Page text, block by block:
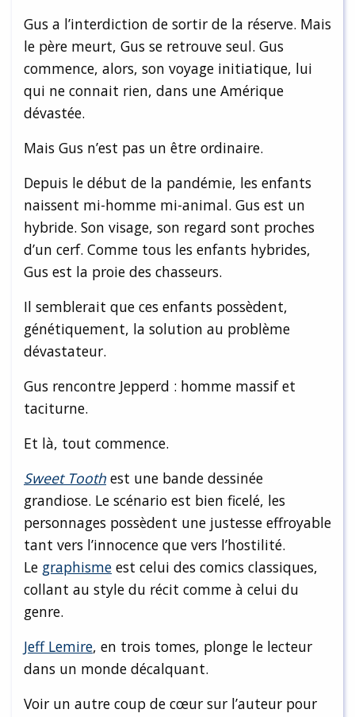
Gus a l’interdiction de sortir de la réserve. Mais
le père meurt, Gus se retrouve seul. Gus
commence, alors, son voyage initiatique, lui
qui ne connait rien, dans une Amérique
dévastée.
Mais Gus n’est pas un être ordinaire.
Depuis le début de la pandémie, les enfants
naissent mi-homme mi-animal. Gus est un
hybride. Son visage, son regard sont proches
d’un cerf. Comme tous les enfants hybrides,
Gus est la proie des chasseurs.
Il semblerait que ces enfants possèdent,
génétiquement, la solution au problème
dévastateur.
Gus rencontre Jepperd : homme massif et
taciturne.
Et là, tout commence.
Sweet Tooth est une bande dessinée
grandiose. Le scénario est bien ficelé, les
personnages possèdent une justesse effroyable
tant vers l’innocence que vers l’hostilité.
Le graphisme est celui des comics classiques,
collant au style du récit comme à celui du
genre.
Jeff Lemire, en trois tomes, plonge le lecteur
dans un monde décalquant.
Voir un autre coup de cœur sur l’auteur pour